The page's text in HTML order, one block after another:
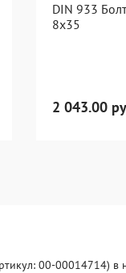
DIN 933
8х35
2 043.00
00-00014714) в